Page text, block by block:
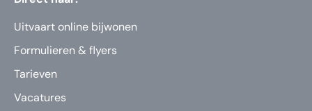
Uitvaart online bijwonen
Formulieren & flyers
Tarieven
Vacatures